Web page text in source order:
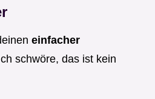
einfacher
schwöre, das ist kein